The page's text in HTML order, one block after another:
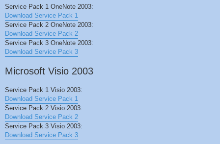
Service Pack 1 OneNote 2003:
Download Service Pack 1
Service Pack 2 OneNote 2003:
Download Service Pack 2
Service Pack 3 OneNote 2003:
Download Service Pack 3
Microsoft Visio 2003
Service Pack 1 Visio 2003:
Download Service Pack 1
Service Pack 2 Visio 2003:
Download Service Pack 2
Service Pack 3 Visio 2003:
Download Service Pack 3